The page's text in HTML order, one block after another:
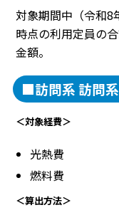
対象期間中（令和8
時点の利用定員の
金額。
■訪問系 訪問
＜対象経費＞
光熱費
燃料費
＜算出方法＞